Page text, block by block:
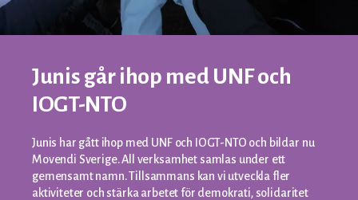
Junis går ihop med UNF och
IOGT-NTO
Junis har gått ihop med UNF och IOGT-NTO och bildar nu
Movendi Sverige. All verksamhet samlas under ett
gemensamt namn. Tillsammans kan vi utveckla fler
aktiviteter och stärka arbetet för demokrati, solidaritet